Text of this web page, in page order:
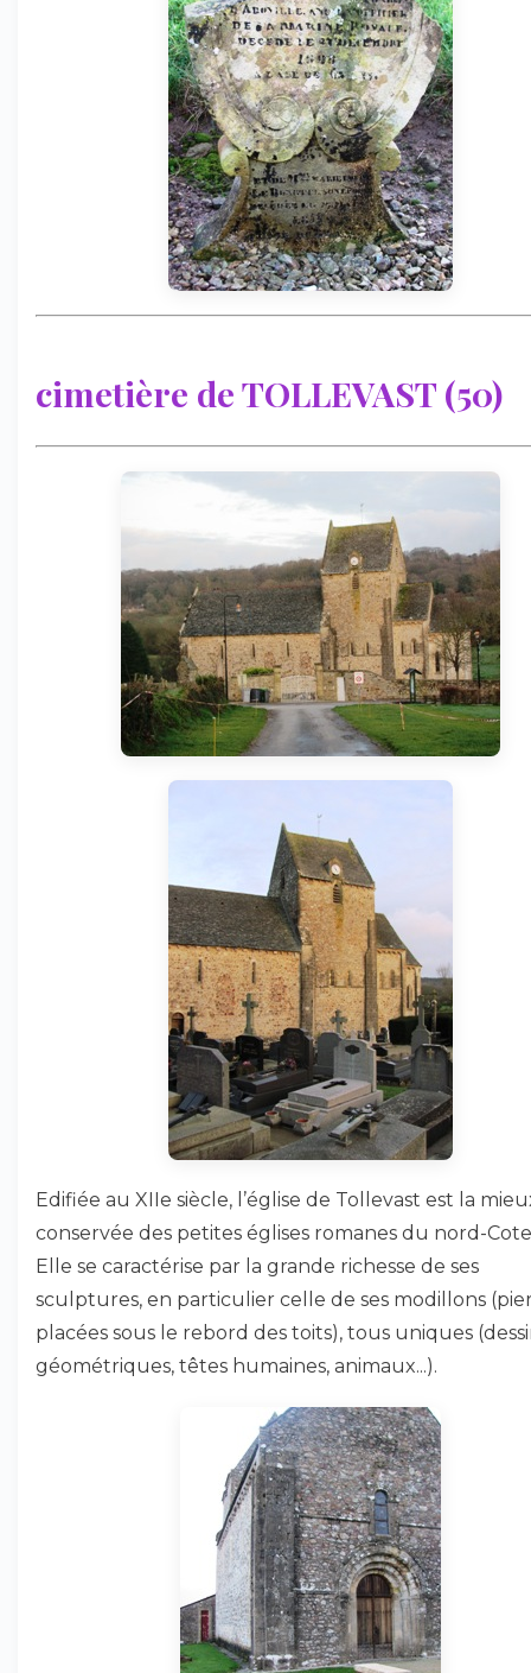
cimetière de TOLLEVAST (50)
Edifiée au XIIe siècle, l’église de Tollevast est la
conservée des petites églises romanes du nord-
Elle se caractérise par la grande richesse de ses
sculptures, en particulier celle de ses modillons
placées sous le rebord des toits), tous uniques
géométriques, têtes humaines, animaux...).